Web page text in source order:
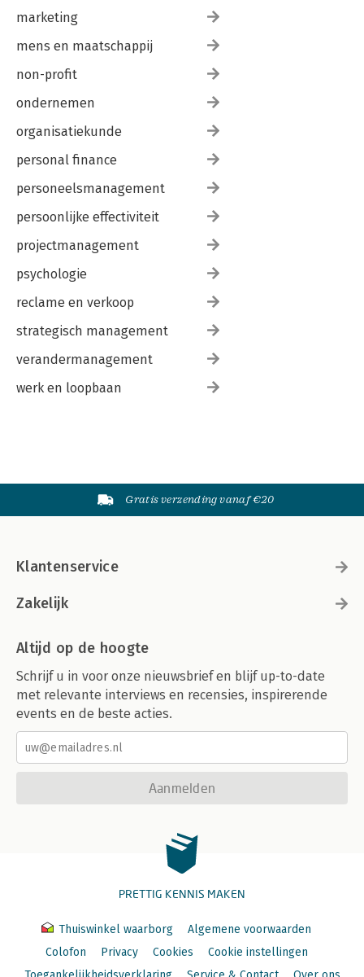
marketing
mens en maatschappij
non-profit
ondernemen
organisatiekunde
personal finance
personeelsmanagement
persoonlijke effectiviteit
projectmanagement
psychologie
reclame en verkoop
strategisch management
verandermanagement
werk en loopbaan
Gratis verzending vanaf €20
Klantenservice
Zakelijk
Altijd op de hoogte
Schrijf u in voor onze nieuwsbrief en blijf up-to-date
met relevante interviews en recensies, inspirerende
events en de beste acties.
Aanmelden
PRETTIG KENNIS MAKEN
Thuiswinkel waarborg
Algemene voorwaarden
Colofon
Privacy Cookies
Cookie instellingen